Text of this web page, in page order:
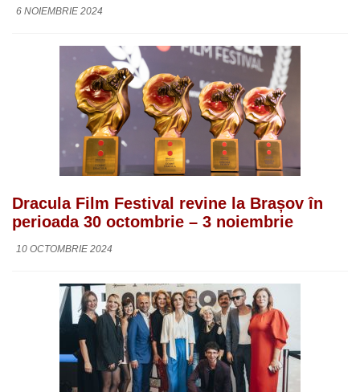
6 NOIEMBRIE 2024
Dracula Film Festival revine la Brașov în
perioada 30 octombrie – 3 noiembrie
10 OCTOMBRIE 2024